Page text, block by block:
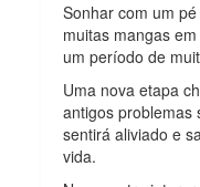
Sonhar com um
muitas mangas
um período de
Uma nova etapa
antigos problemas
sentirá aliviado e
vida.